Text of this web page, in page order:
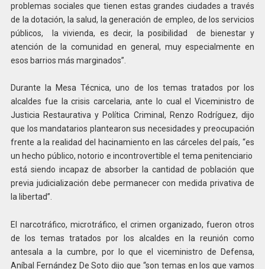
problemas sociales que tienen estas grandes ciudades a través
de la dotación, la salud, la generación de empleo, de los servicios
públicos, la vivienda, es decir, la posibilidad de bienestar y
atención de la comunidad en general, muy especialmente en
esos barrios más marginados”.
Durante la Mesa Técnica, uno de los temas tratados por los
alcaldes fue la crisis carcelaria, ante lo cual el Viceministro de
Justicia Restaurativa y Política Criminal, Renzo Rodríguez, dijo
que los mandatarios plantearon sus necesidades y preocupación
frente a la realidad del hacinamiento en las cárceles del país, “es
un hecho público, notorio e incontrovertible el tema penitenciario
está siendo incapaz de absorber la cantidad de población que
previa judicialización debe permanecer con medida privativa de
la libertad”.
El narcotráfico, microtráfico, el crimen organizado, fueron otros
de los temas tratados por los alcaldes en la reunión como
antesala a la cumbre, por lo que el viceministro de Defensa,
Aníbal Fernández De Soto dijo que “son temas en los que vamos